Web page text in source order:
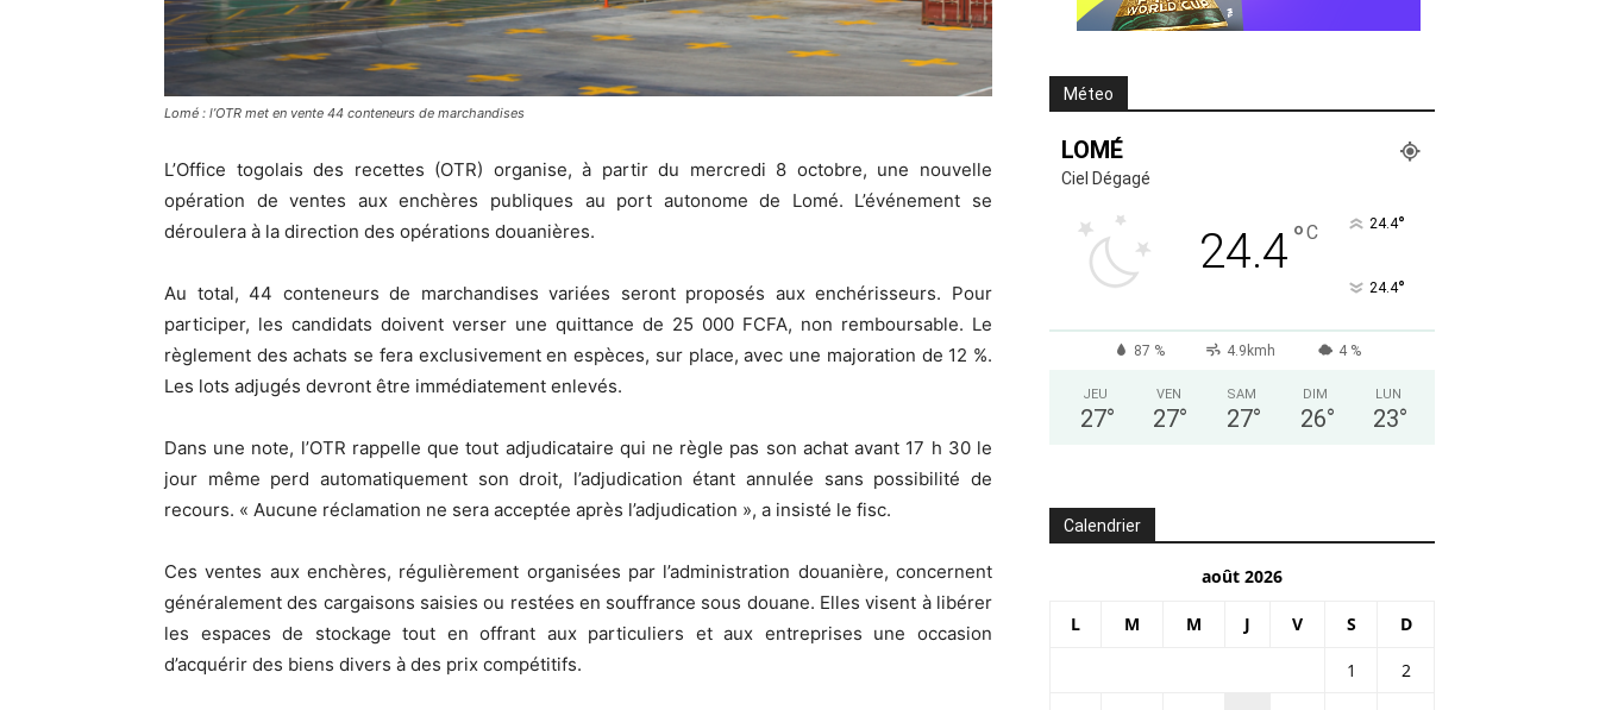
Lomé : l’OTR met en vente 44 conteneurs de marchandises
L’Office togolais des recettes (OTR) organise, à partir du mercredi 8 octobre, une nouvelle
opération de ventes aux enchères publiques au port autonome de Lomé. L’événement se
déroulera à la direction des opérations douanières.
Au total, 44 conteneurs de marchandises variées seront proposés aux enchérisseurs. Pour
participer, les candidats doivent verser une quittance de 25 000 FCFA, non remboursable. Le
règlement des achats se fera exclusivement en espèces, sur place, avec une majoration de 12 %.
Les lots adjugés devront être immédiatement enlevés.
Dans une note, l’OTR rappelle que tout adjudicataire qui ne règle pas son achat avant 17 h 30 le
jour même perd automatiquement son droit, l’adjudication étant annulée sans possibilité de
recours. « Aucune réclamation ne sera acceptée après l’adjudication », a insisté le fisc.
Ces ventes aux enchères, régulièrement organisées par l’administration douanière, concernent
généralement des cargaisons saisies ou restées en souffrance sous douane. Elles visent à libérer
les espaces de stockage tout en offrant aux particuliers et aux entreprises une occasion
d’acquérir des biens divers à des prix compétitifs.
Méteo
LOMÉ
Ciel Dégagé
24.4°C 24.4°
24.4°
87 % 4.9kmh 4 %
JEU
27°
VEN
27°
SAM
27°
DIM
26°
LUN
23°
Calendrier
août 2026
L M M J V S D
1
2